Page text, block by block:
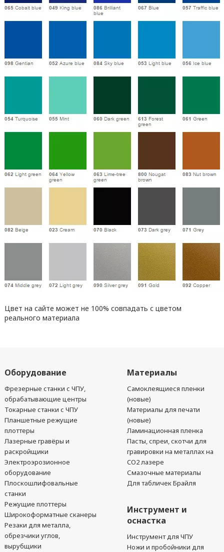
Цвет на сайте может не 100% совпадать с цветом
реального материала
Оборудование
Фрезерные станки с ЧПУ,
обрабатывающие центры
Токарные станки с ЧПУ
Планшетные режущие
плоттеры
Лазерные гравёры и
раскройщики
Электроэрозионное
оборудование
Плоскошлифовальные
станки
Режущие плоттеры
Широкоформатные сканеры
Резаки для металла,
обрезчики углов,
вырубщики
Материалы
Самоклеящиеся пленки
(новые)
Материалы для печати
(новые)
Ламинационная пленка
Пасты, спреи, скотчи для
гравировки на металлах на
CO2 лазере
Смазочные материалы
Для табличек Брайля
Инструмент и
оснастка
Инструмент для ЧПУ
Ножи и пробойники для